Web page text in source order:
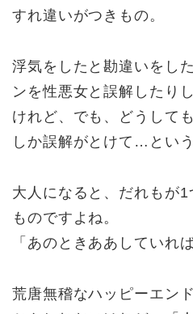
すれ違いがつきもの。
浮気をしたと勘違いをし
ンを性悪女と誤解したり
けれど、でも、どうして
しか誤解がとけて…とい
大人になると、だれもが
ものですよね。
「あのときああしていれ
荒唐無稽なハッピーエン